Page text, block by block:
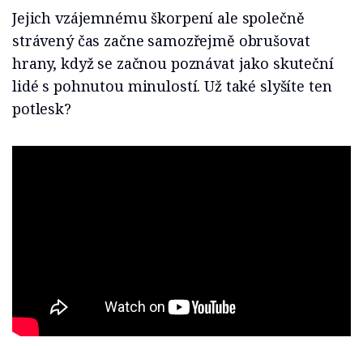
Jejich vzájemnému škorpení ale společně
strávený čas začne samozřejmě obrušovat
hrany, když se začnou poznávat jako skuteční
lidé s pohnutou minulostí. Už také slyšíte ten
potlesk?